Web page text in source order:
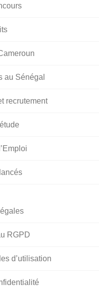
au Sénégal
recrutement
RGPD
d’utilisation